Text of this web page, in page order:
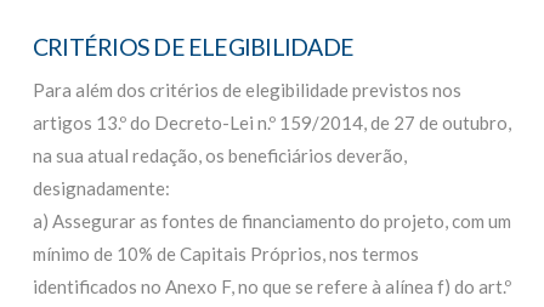
CRITÉRIOS DE ELEGIBILIDADE
Para além dos critérios de elegibilidade previstos nos
artigos 13.º do Decreto-Lei n.º 159/2014, de 27 de outubro,
na sua atual redação, os beneficiários deverão,
designadamente:
a) Assegurar as fontes de financiamento do projeto, com um
mínimo de 10% de Capitais Próprios, nos termos
identificados no Anexo F, no que se refere à alínea f) do art.º